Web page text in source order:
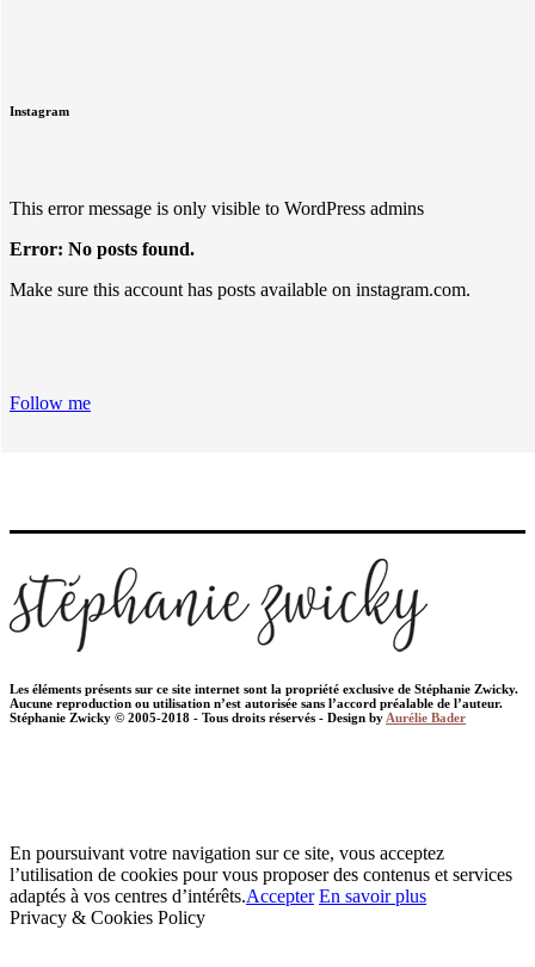
Instagram
This error message is only visible to WordPress admins
Error: No posts found.
Make sure this account has posts available on instagram.com.
Follow me
Les éléments présents sur ce site internet sont la propriété exclusive de Stéphanie Zwicky.
Aucune reproduction ou utilisation n’est autorisée sans l’accord préalable de l’auteur.
Stéphanie Zwicky © 2005-2018 - Tous droits réservés - Design by Aurélie Bader
En poursuivant votre navigation sur ce site, vous acceptez
l’utilisation de cookies pour vous proposer des contenus et services
adaptés à vos centres d’intérêts.Accepter En savoir plus
Privacy & Cookies Policy